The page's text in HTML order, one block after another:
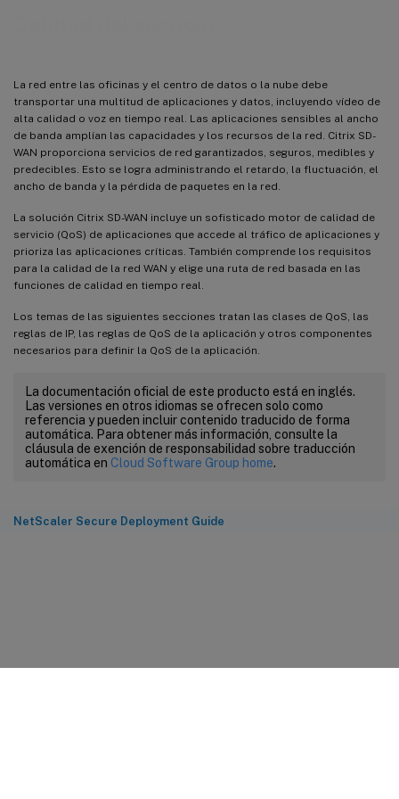
La red entre las oficinas y el centro de datos o la nube debe
transportar una multitud de aplicaciones y datos, incluyendo vídeo de
alta calidad o voz en tiempo real. Las aplicaciones sensibles al ancho
de banda amplían las capacidades y los recursos de la red. Citrix SD-
WAN proporciona servicios de red garantizados, seguros, medibles y
predecibles. Esto se logra administrando el retardo, la fluctuación, el
ancho de banda y la pérdida de paquetes en la red.
La solución Citrix SD-WAN incluye un sofisticado motor de calidad de
servicio (QoS) de aplicaciones que accede al tráfico de aplicaciones y
prioriza las aplicaciones críticas. También comprende los requisitos
para la calidad de la red WAN y elige una ruta de red basada en las
funciones de calidad en tiempo real.
Los temas de las siguientes secciones tratan las clases de QoS, las
reglas de IP, las reglas de QoS de la aplicación y otros componentes
necesarios para definir la QoS de la aplicación.
La documentación oficial de este producto está en inglés.
Las versiones en otros idiomas se ofrecen solo como
referencia y pueden incluir contenido traducido de forma
automática. Para obtener más información, consulte la
cláusula de exención de responsabilidad sobre traducción
automática en Cloud Software Group home.
NetScaler Secure Deployment Guide